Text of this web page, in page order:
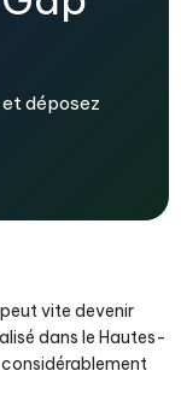
déposez
vite devenir
dans le Hautes-